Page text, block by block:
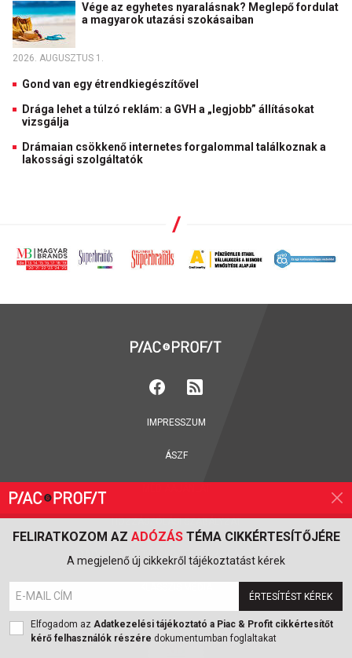
FELIRATKOZOM AZ ADÓZÁSTÉMA CIKKÉRTESÍTŐJÉRE
A megjelenő új cikkekről tájékoztatást kérek
ÉRTESÍTÉST KÉREK
Elfogadom az Adatkezelési tájékoztató a Piac & Profit cikkértesítőt
kérő felhasználók részére dokumentumban foglaltakat
Vége az egyhetes nyaralásnak? Meglepő fordulat
a magyarok utazási szokásaiban
2026. AUGUSZTUS 1.
Gond van egy étrendkiegészítővel
Drága lehet a túlzó reklám: a GVH a „legjobb” állításokat
vizsgálja
Drámaian csökkenő internetes forgalommal találkoznak a
lakossági szolgáltatók
IMPRESSZUM
ÁSZF
HOZZÁSZÓLÁSI SZABÁLYZAT
ADATVÉDELEM: TÁJÉKOZTATÓK BEÁLLÍTÁSOK